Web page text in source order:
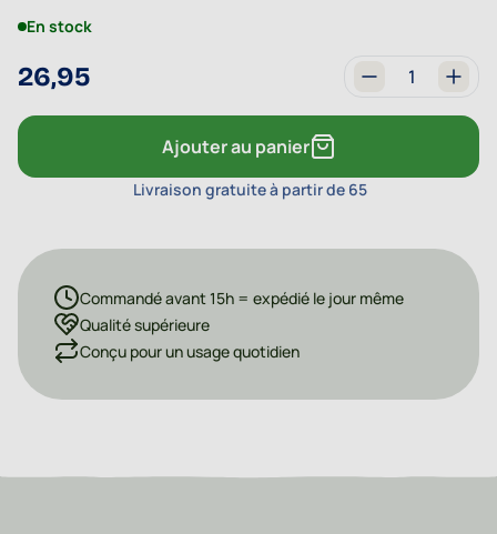
En stock
26,95 Quantité
Ajouter au panier
Livraison gratuite à partir de 65
Commandé avant 15h = expédié le jour même
Qualité supérieure
Conçu pour un usage quotidien